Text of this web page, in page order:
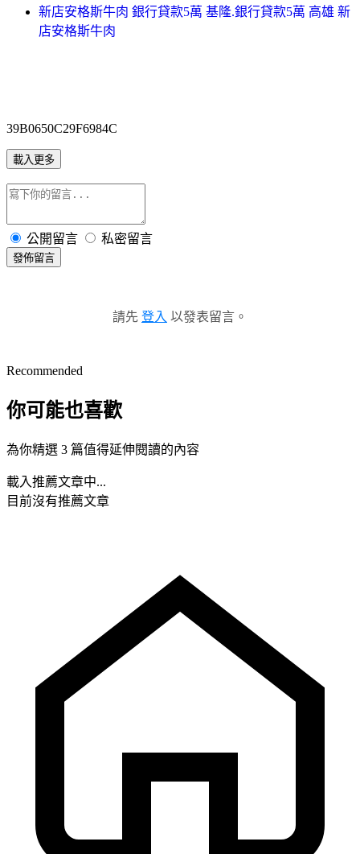
新店安格斯牛肉 銀行貸款5萬 基隆.銀行貸款5萬 高雄 新
店安格斯牛肉
39B0650C29F6984C
載入更多
公開留言 私密留言
發佈留言
請先 登入 以發表留言。
Recommended
你可能也喜歡
為你精選 3 篇值得延伸閱讀的內容
載入推薦文章中...
目前沒有推薦文章